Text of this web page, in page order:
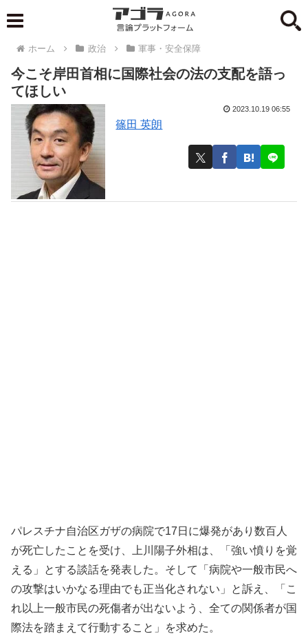
ホーム 政治 軍事・安全保障
今こそ岸田首相に国際社会の法の支配を語っ
てほしい
篠田 英朗
2023.10.19 06:55
パレスチナ自治区ガザの病院で17日に爆発があり数百人
が死亡したことを受け、上川陽子外相は、「強い憤りを覚
える」とする談話を発表した。そして「病院や一般市民へ
の攻撃はいかなる理由でも正当化されない」と訴え、「こ
れ以上一般市民の死傷者が出ないよう、全ての関係者が国
際法を踏まえて行動すること」を求めた。